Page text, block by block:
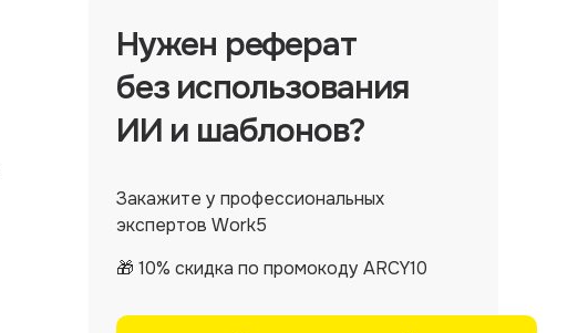
Нужен реферат
без использования
ИИ и шаблонов?
Закажите у профессиональных
экспертов Work5
🎁 10% скидка по промокоду ARCY10